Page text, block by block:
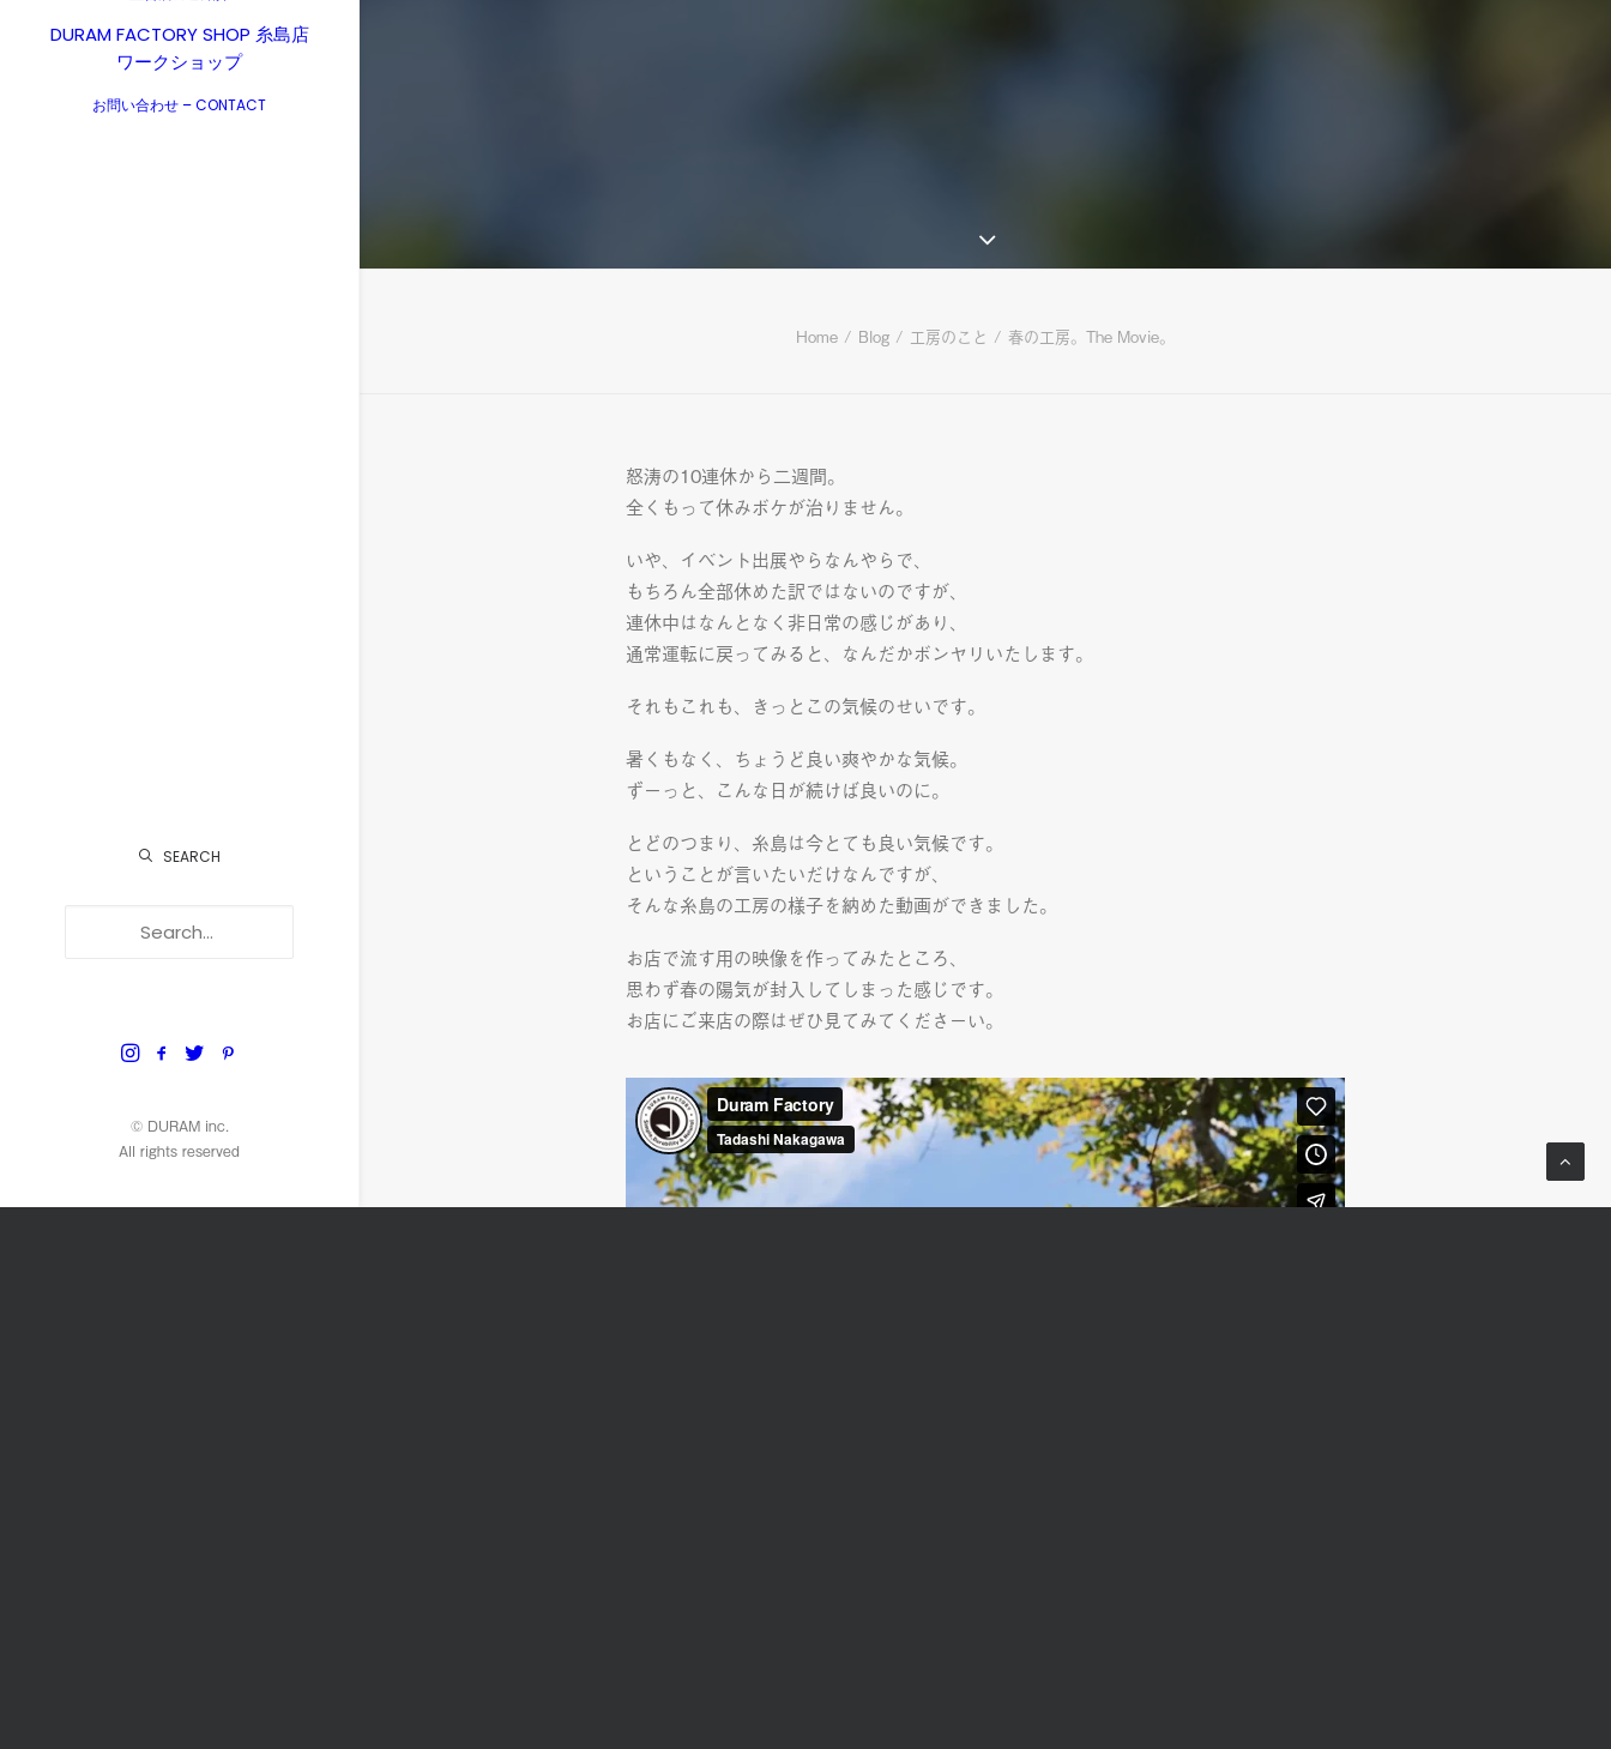
DURAM FACTORY SHOP 糸島店
ワークショップ
お問い合わせ – CONTACT
SEARCH
© DURAM inc.
All rights reserved
Home Blog 工房のこと 春の工房。The Movie。
怒涛の10連休から二週間。
全くもって休みボケが治りません。
いや、イベント出展やらなんやらで、
もちろん全部休めた訳ではないのですが、
連休中はなんとなく非日常の感じがあり、
通常運転に戻ってみると、なんだかボンヤリいたします。
それもこれも、きっとこの気候のせいです。
暑くもなく、ちょうど良い爽やかな気候。
ずーっと、こんな日が続けば良いのに。
とどのつまり、糸島は今とても良い気候です。
ということが言いたいだけなんですが、
そんな糸島の工房の様子を納めた動画ができました。
お店で流す用の映像を作ってみたところ、
思わず春の陽気が封入してしまった感じです。
お店にご来店の際はぜひ見てみてくださーい。